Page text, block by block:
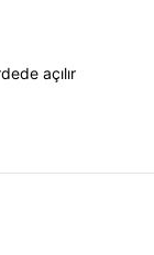
açılır